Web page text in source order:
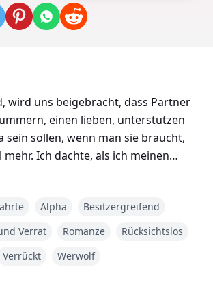
wird uns beigebracht, dass Partner
einen lieben, unterstützen
sein sollen, wenn man sie braucht,
Ich dachte, als ich meinen
über Bord geworfen, als ich
meine zukünftige Luna zu
Alpha
Besitzergreifend
Verrat Romanze
Rücksichtslos
Verrückt Werwolf